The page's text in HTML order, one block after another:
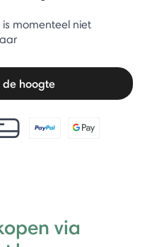
is momenteel niet
de hoogte
via